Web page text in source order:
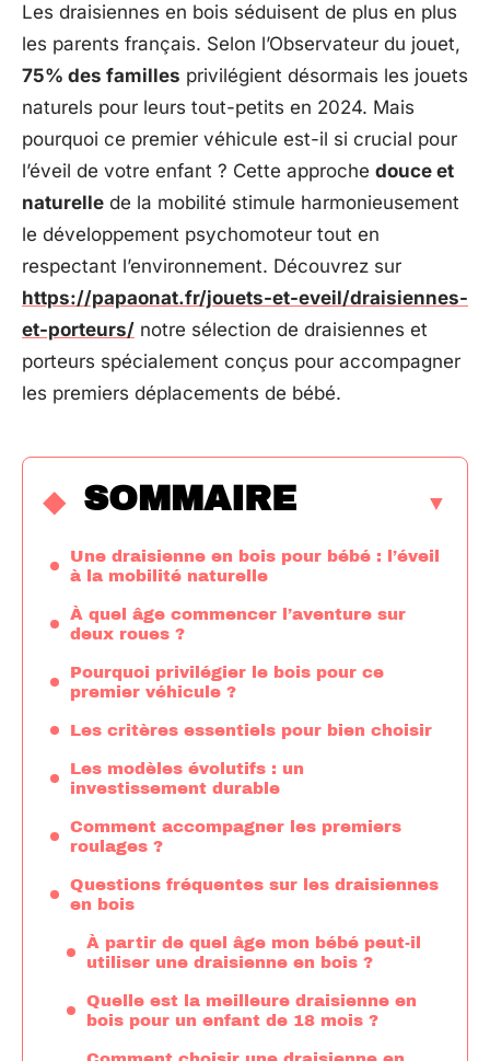
Les draisiennes en bois séduisent de plus en plus
les parents français. Selon l’Observateur du jouet,
75% des familles privilégient désormais les jouets
naturels pour leurs tout-petits en 2024. Mais
pourquoi ce premier véhicule est-il si crucial pour
l’éveil de votre enfant ? Cette approche douce et
naturelle de la mobilité stimule harmonieusement
le développement psychomoteur tout en
respectant l’environnement. Découvrez sur
https://papaonat.fr/jouets-et-eveil/draisiennes-
et-porteurs/ notre sélection de draisiennes et
porteurs spécialement conçus pour accompagner
les premiers déplacements de bébé.
SOMMAIRE
Une draisienne en bois pour bébé : l’éveil
à la mobilité naturelle
À quel âge commencer l’aventure sur
deux roues ?
Pourquoi privilégier le bois pour ce
premier véhicule ?
Les critères essentiels pour bien choisir
Les modèles évolutifs : un
investissement durable
Comment accompagner les premiers
roulages ?
Questions fréquentes sur les draisiennes
en bois
À partir de quel âge mon bébé peut-il
utiliser une draisienne en bois ?
Quelle est la meilleure draisienne en
bois pour un enfant de 18 mois ?